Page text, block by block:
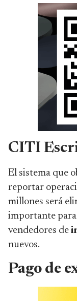
CITI
El sistema que
reportar
millones será
importante
vendedores de
nuevos.
Pago de